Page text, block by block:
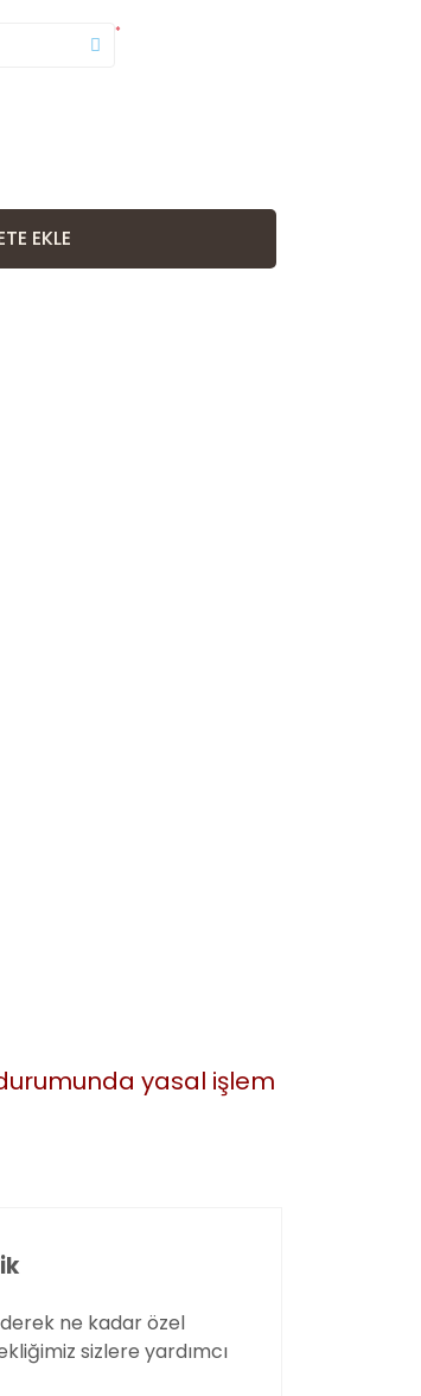
*
EKLE
yasal işlem
ne kadar özel
sizlere yardımcı